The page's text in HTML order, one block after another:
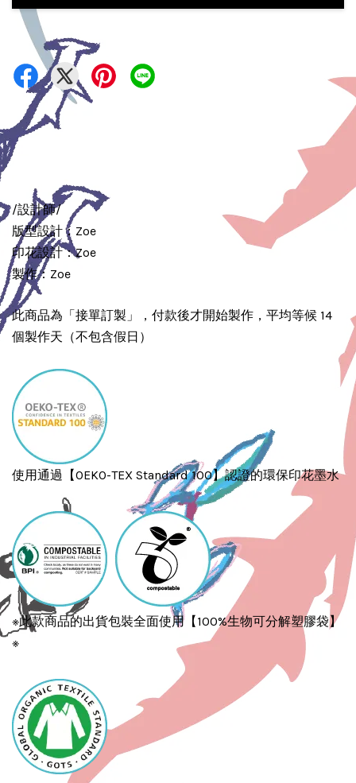
/設計師/
版型設計：Zoe
印花設計：Zoe
製作：Zoe
此商品為「接單訂製」，付款後才開始製作，平均等候 14
個製作天（不包含假日）
使用通過【OEKO-TEX Standard 100】認證的環保印花墨水
※此款商品的出貨包裝全面使用【100%生物可分解塑膠袋】
※